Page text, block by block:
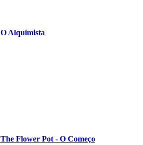
O Alquimista
The Flower Pot - O Começo